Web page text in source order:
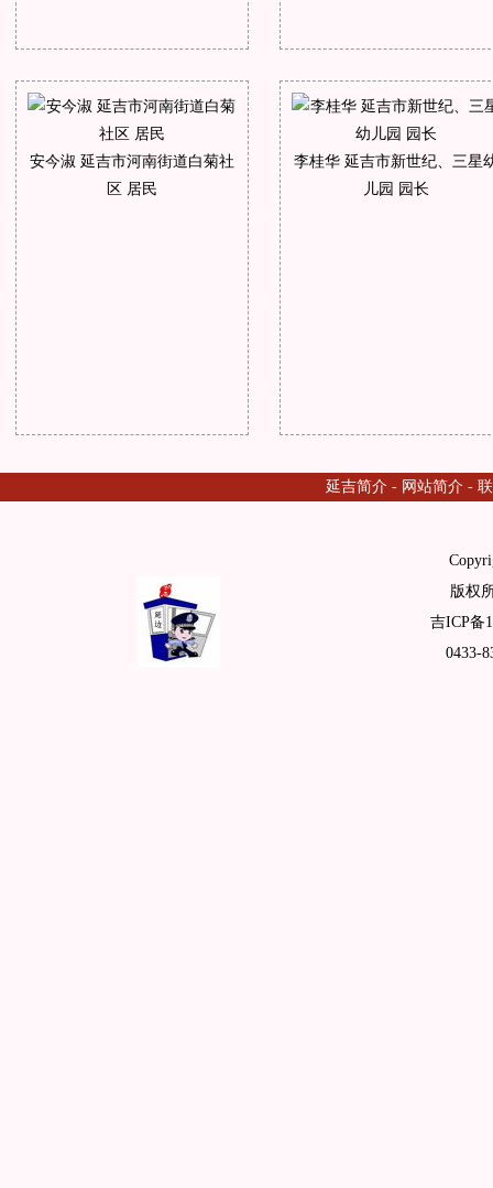
安今淑 延吉市河南街道白菊社
区 居民
李桂华 延吉市新世纪、三星
儿园 园长
延吉简介 - 网站简介 -
版权
吉ICP备
0433-